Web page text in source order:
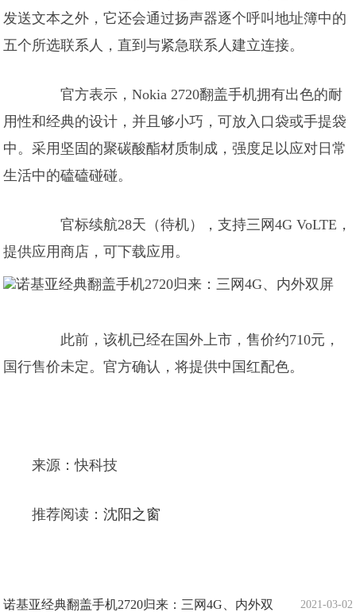
发送文本之外，它还会通过扬声器逐个呼叫地址簿中的
五个所选联系人，直到与紧急联系人建立连接。
官方表示，Nokia 2720翻盖手机拥有出色的耐
用性和经典的设计，并且够小巧，可放入口袋或手提袋
中。采用坚固的聚碳酸酯材质制成，强度足以应对日常
生活中的磕磕碰碰。
官标续航28天（待机），支持三网4G VoLTE，
提供应用商店，可下载应用。
此前，该机已经在国外上市，售价约710元，
国行售价未定。官方确认，将提供中国红配色。
来源：快科技
推荐阅读：沈阳之窗
2021-03-02
诺基亚经典翻盖手机2720归来：三网4G、内外双